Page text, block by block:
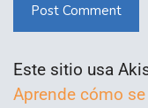
Post Comment
Este sitio usa
Aprende cómo